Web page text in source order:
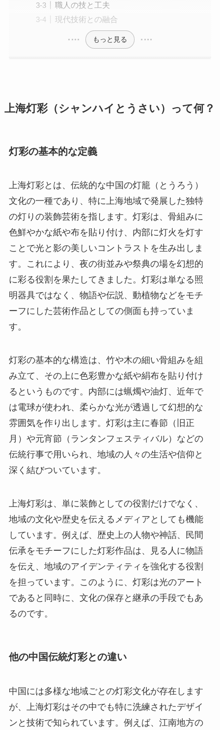
職人の技と工夫
現代技術との融合
もっと見る
上海灯彩（シャンハイとうさい）って何？
灯彩の基本的な定義
上海灯彩とは、伝統的な中国の灯籠（とうろう）
文化の一種であり、特に上海地域で発展した独特
の灯りの装飾芸術を指します。灯彩は、骨組みに
色鮮やかな紙や布を貼り付け、内部に灯火を灯す
ことで光と影の美しいコントラストを生み出しま
す。これにより、夜の街並みや祭典の場を幻想的
に彩る役割を果たしてきました。灯彩は単なる照
明器具ではなく、物語や伝説、動植物などをモチ
ーフにした芸術作品としての側面も持っていま
す。
灯彩の基本的な構造は、竹や木の細い骨組みを組
み立て、その上に色彩豊かな紙や絹布を貼り付け
るというものです。内部には蝋燭や油灯、近年で
は電球が使われ、柔らかな光が透過して幻想的な
雰囲気を作り出します。灯彩は主に春節（旧正
月）や元宵節（ランタンフェスティバル）などの
伝統行事で用いられ、地域の人々の生活や信仰と
深く結びついています。
上海灯彩は、単に装飾としての役割だけでなく、
地域の文化や歴史を伝えるメディアとしても機能
しています。例えば、歴史上の人物や神話、民間
伝承をモチーフにした灯彩作品は、見る人に物語
を伝え、地域のアイデンティティを強化する役割
を担っています。このように、灯彩は光のアート
であると同時に、文化の保存と継承の手段でもあ
るのです。
他の中国伝統灯彩との違い
中国には多様な地域ごとの灯彩文化が存在します
が、上海灯彩はその中でも特に洗練されたデザイ
ンと技術で知られています。例えば、江南地方の